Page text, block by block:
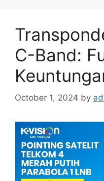
C-Band:
October 1, 2024 by